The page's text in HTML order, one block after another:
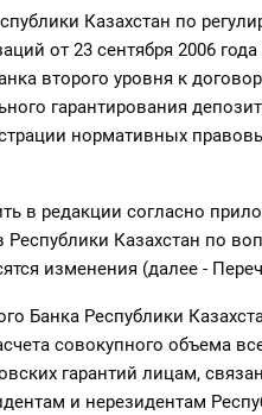
Казахстан по
от 23 сентября 2006
второго уровня к
гарантирования
нормативных
в редакции согласно
Казахстан по
изменения (далее -
Банка Республики
совокупного объема
гарантий лицам,
и нерезидентам